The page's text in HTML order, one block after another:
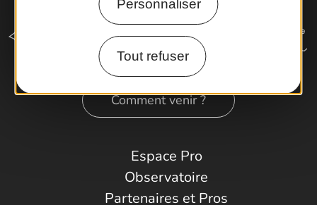
Personnaliser
Tout refuser
Comment venir ?
Espace Pro
Observatoire
Partenaires et Pros